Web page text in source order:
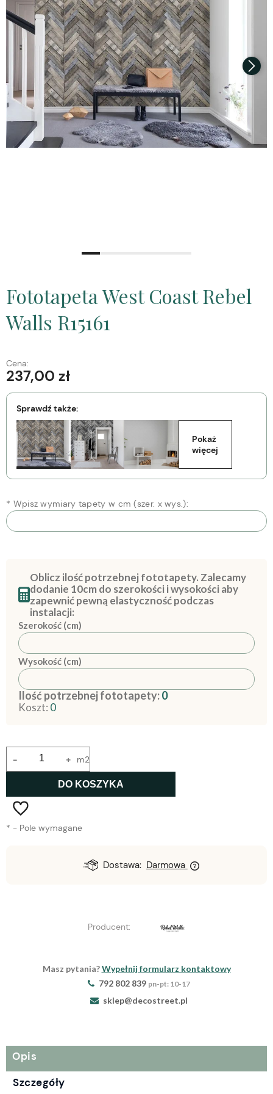
Fototapeta West Coast Rebel
Walls R15161
Cena:
237,00 zł
Sprawdź także:
Pokaż
więcej
* Wpisz wymiary tapety w cm (szer. x wys.):
Oblicz ilość potrzebnej fototapety. Zalecamy
dodanie 10cm do szerokości i wysokości aby
zapewnić pewną elastyczność podczas
instalacji:
Szerokość (cm)
Wysokość (cm)
Ilość potrzebnej fototapety:0
Koszt: 0
+
- m2
DO KOSZYKA
* - Pole wymagane
Dostawa: Darmowa
Producent:
Masz pytania?Wypełnij formularz kontaktowy
792 802 839 pn-pt: 10-17
sklep@decostreet.pl
Opis
Szczegóły